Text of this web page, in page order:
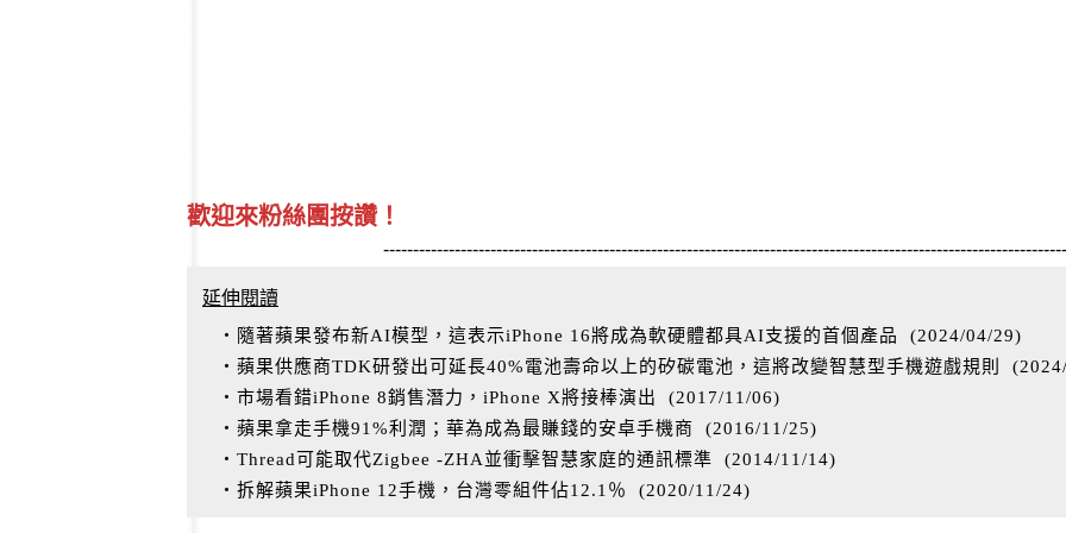
歡迎來粉絲團按讚！
延伸閱讀
‧隨著蘋果發布新AI模型，這表示iPhone 16將成為軟硬體都具AI支援的首個產品 (2024/04/29)
‧蘋果供應商TDK研發出可延長40%電池壽命以上的矽碳電池，這將改變智慧型手機遊戲規則
(
‧市場看錯iPhone 8銷售潛力，iPhone X將接棒演出
(2017/11/06)
‧蘋果拿走手機91%利潤；華為成為最賺錢的安卓手機商
(2016/11/25)
‧Thread可能取代Zigbee -ZHA並衝擊智慧家庭的通訊標準 (2014/11/14)
‧拆解蘋果iPhone 12手機，台灣零組件佔12.1％
(2020/11/24)